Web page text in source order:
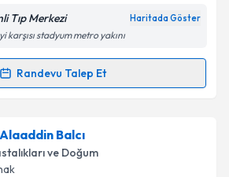
Tıp Merkezi Haritada Göster
karşısı stadyum metro yakını
Randevu Talep Et
Talebi
Gürbüziçin randevu takvimi talebi
uzmandan randevu almanız için bir
e-posta ile bilgilendireceğiz.
Balcı
ve Doğum